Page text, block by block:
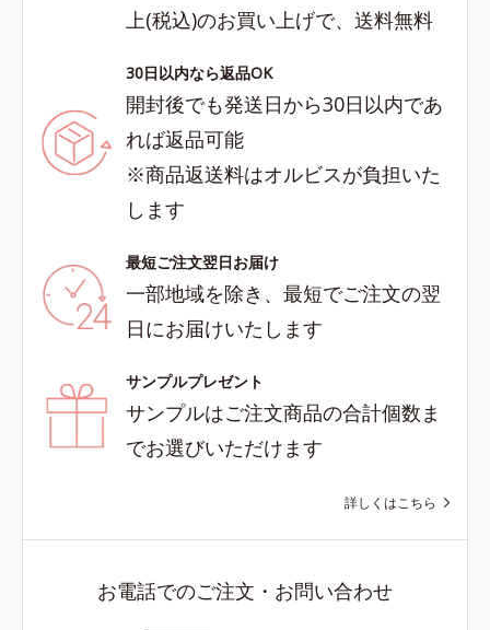
上(税込)のお買い上げで、送料無料
30日以内なら返品OK
開封後でも発送日から30日以内であ
れば返品可能
※商品返送料はオルビスが負担いた
します
最短ご注文翌日お届け
一部地域を除き、最短でご注文の翌
日にお届けいたします
サンプルプレゼント
サンプルはご注文商品の合計個数ま
でお選びいただけます
詳しくはこちら
お電話でのご注文・お問い合わせ